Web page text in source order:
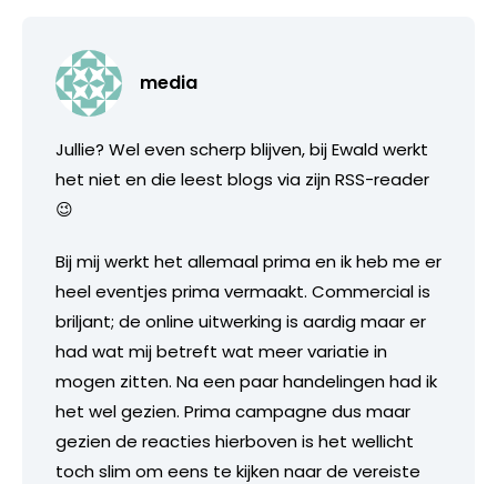
media
Jullie? Wel even scherp blijven, bij Ewald werkt
het niet en die leest blogs via zijn RSS-reader
😉
Bij mij werkt het allemaal prima en ik heb me er
heel eventjes prima vermaakt. Commercial is
briljant; de online uitwerking is aardig maar er
had wat mij betreft wat meer variatie in
mogen zitten. Na een paar handelingen had ik
het wel gezien. Prima campagne dus maar
gezien de reacties hierboven is het wellicht
toch slim om eens te kijken naar de vereiste